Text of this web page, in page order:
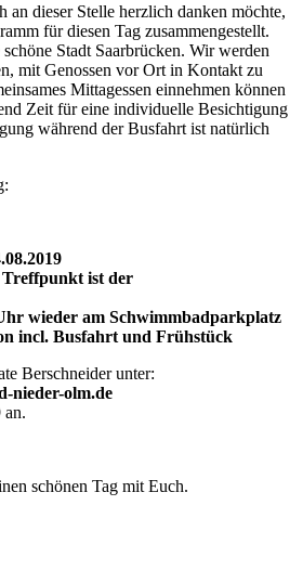
an dieser Stelle herzlich danken möchte,
für diesen Tag zusammengestellt.
Stadt Saarbrücken. Wir werden
mit Genossen vor Ort in Kontakt zu
Mittagessen einnehmen können
Zeit für eine individuelle Besichtigung
während der Busfahrt ist natürlich
ist der
wieder am Schwimmbadparkplatz
incl. Busfahrt und Frühstück
Berschneider unter:
nieder-olm.de
an.
schönen Tag mit Euch.